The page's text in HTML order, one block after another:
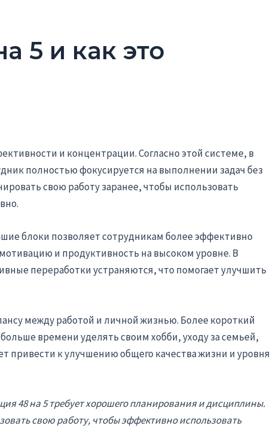
5 и как это
и концентрации. Согласно этой системе, в
полностью фокусируется на выполнении задач без
свою работу заранее, чтобы использовать
блоки позволяет сотрудникам более эффективно
и продуктивность на высоком уровне. В
переработки устраняются, что помогает улучшить
между работой и личной жизнью. Более короткий
времени уделять своим хобби, уходу за семьей,
привести к улучшению общего качества жизни и уровня
48 на 5 требует хорошего планирования и дисциплины.
свою работу, чтобы эффективно использовать